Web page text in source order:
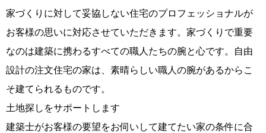
家づくりに対して妥協しない住宅のプロフェッショナルが
お客様の思いに対応させていただきます。家づくりで重要
なのは建築に携わるすべての職人たちの腕と心です。自由
設計の注文住宅の家は、素晴らしい職人の腕があるからこ
そ建てられるものです。
土地探しをサポートします
建築士がお客様の要望をお伺いして建てたい家の条件に合